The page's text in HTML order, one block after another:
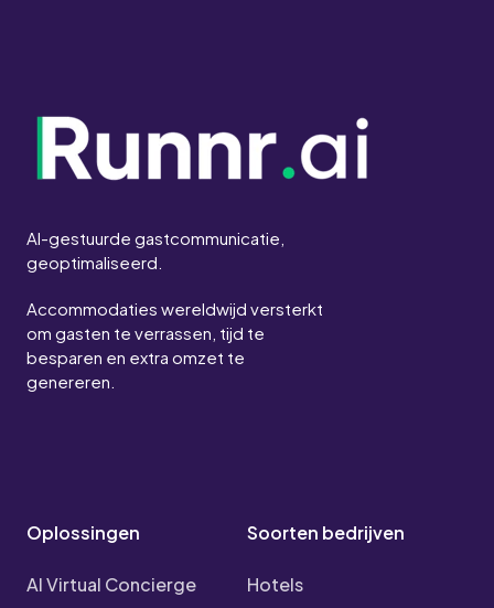
AI-gestuurde gastcommunicatie,
geoptimaliseerd.
Accommodaties wereldwijd versterkt
om gasten te verrassen, tijd te
besparen en extra omzet te
genereren.
Oplossingen
AI Virtual Concierge
Soorten bedrijven
Hotels